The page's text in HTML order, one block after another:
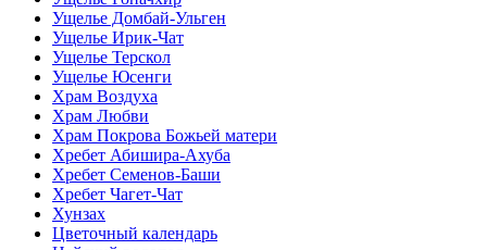
Ущелье Домбай-Ульген
Ущелье Ирик-Чат
Ущелье Терскол
Ущелье Юсенги
Храм Воздуха
Храм Любви
Храм Покрова Божьей матери
Хребет Абишира-Ахуба
Хребет Семенов-Баши
Хребет Чагет-Чат
Хунзах
Цветочный календарь